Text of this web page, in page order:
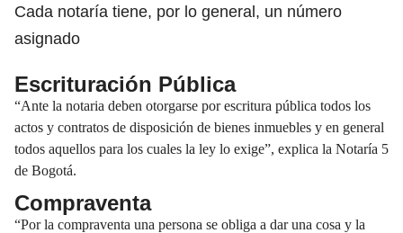
Cada notaría tiene, por lo general, un número
asignado
Escrituración Pública
“Ante la notaria deben otorgarse por escritura pública todos los
actos y contratos de disposición de bienes inmuebles y en general
todos aquellos para los cuales la ley lo exige”, explica la Notaría 5
de Bogotá.
Compraventa
“Por la compraventa una persona se obliga a dar una cosa y la